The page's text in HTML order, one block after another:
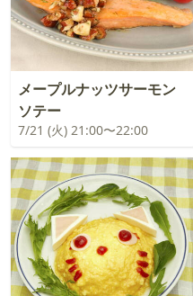
メープルナッツサーモン
ソテー
7/21 (火) 21:00〜22:00